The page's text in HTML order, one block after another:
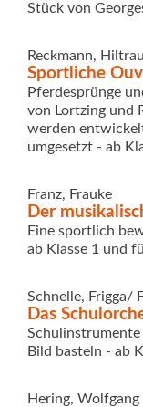
Stück von
Reckmann,
Sportliche
Pferdesprünge
von Lortzing und
werden
umgesetzt - ab
Franz, Frauke
Der
Eine sportlich
ab Klasse 1 und
Schnelle, Frigga/
Das
Bild basteln - ab
Hering, Wolfgang